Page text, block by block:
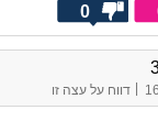
0
| דווח על עצה זו